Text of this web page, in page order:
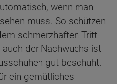
wenn man
muss. So schützen
schmerzhaften Tritt
der Nachwuchs ist
gut beschuht.
ein gemütliches